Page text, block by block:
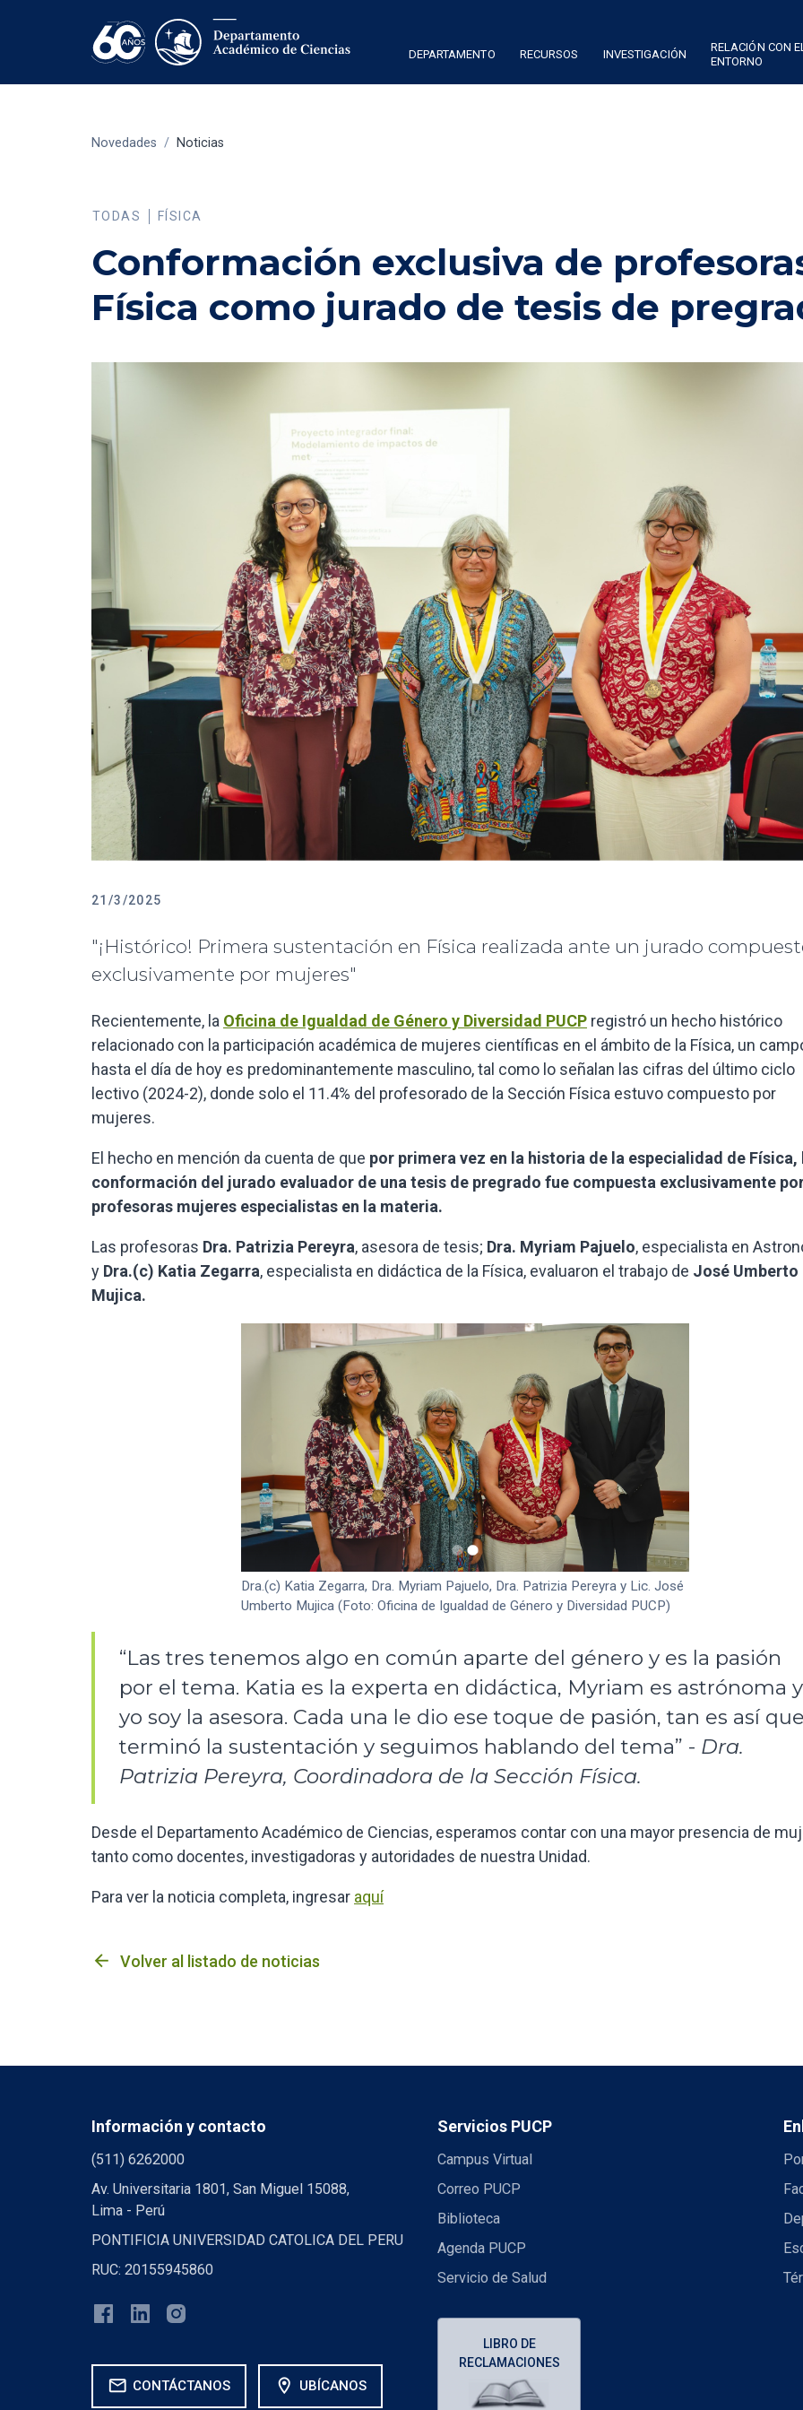
DEPARTAMENTO RECURSOS INVESTIGACIÓN
RELACIÓN CON EL
ENTORNO
Novedades / Noticias
TODAS FÍSICA
Conformación exclusiva de
Física como jurado de tesis de
21/3/2025
"¡Histórico! Primera sustentación en Física realizada ante un jurado
exclusivamente por mujeres"
Recientemente, la Oficina de Igualdad de Género y Diversidad PUCP registró un hecho histórico
relacionado con la participación académica de mujeres científicas en el ámbito de la Física, un
hasta el día de hoy es predominantemente masculino, tal como lo señalan las cifras del último ciclo
lectivo (2024-2), donde solo el 11.4% del profesorado de la Sección Física estuvo compuesto por
mujeres.
El hecho en mención da cuenta de que por primera vez en la historia de la especialidad de Física,
conformación del jurado evaluador de una tesis de pregrado fue compuesta exclusivamente
profesoras mujeres especialistas en la materia.
Las profesoras Dra. Patrizia Pereyra, asesora de tesis; Dra. Myriam Pajuelo, especialista en
y Dra.(c) Katia Zegarra, especialista en didáctica de la Física, evaluaron el trabajo de José Umberto
Mujica.
Dra.(c) Katia Zegarra, Dra. Myriam Pajuelo, Dra. Patrizia Pereyra y Lic. José
Umberto Mujica (Foto: Oficina de Igualdad de Género y Diversidad PUCP)
“Las tres tenemos algo en común aparte del género y es la pasión
por el tema. Katia es la experta en didáctica, Myriam es astrónoma y
yo soy la asesora. Cada una le dio ese toque de pasión, tan es así que
terminó la sustentación y seguimos hablando del tema” - Dra.
Patrizia Pereyra, Coordinadora de la Sección Física.
Desde el Departamento Académico de Ciencias, esperamos contar con una mayor presencia de
tanto como docentes, investigadoras y autoridades de nuestra Unidad.
Para ver la noticia completa, ingresar aquí
arrow_back Volver al listado de noticias
Información y contacto
(511) 6262000
Av. Universitaria 1801, San Miguel 15088,
Lima - Perú
PONTIFICIA UNIVERSIDAD CATOLICA DEL PERU
RUC: 20155945860
mail CONTÁCTANOS location_on UBÍCANOS
Servicios PUCP
Campus Virtual
Correo PUCP
Biblioteca
Agenda PUCP
Servicio de Salud
LIBRO DE
RECLAMACIONES